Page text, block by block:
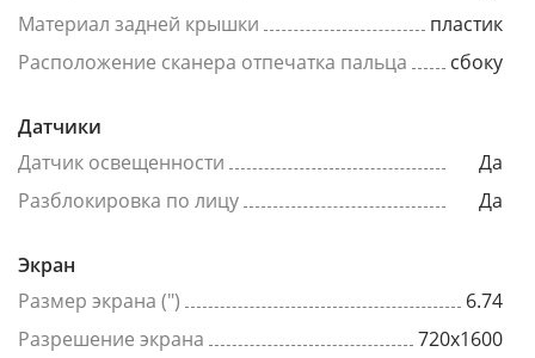
Материал задней крышки
пластик
Расположение сканера отпечатка пальца
сбоку
Датчики
Датчик освещенности
Да
Разблокировка по лицу
Да
Экран
Размер экрана (")
6.74
Разрешение экрана
720x1600